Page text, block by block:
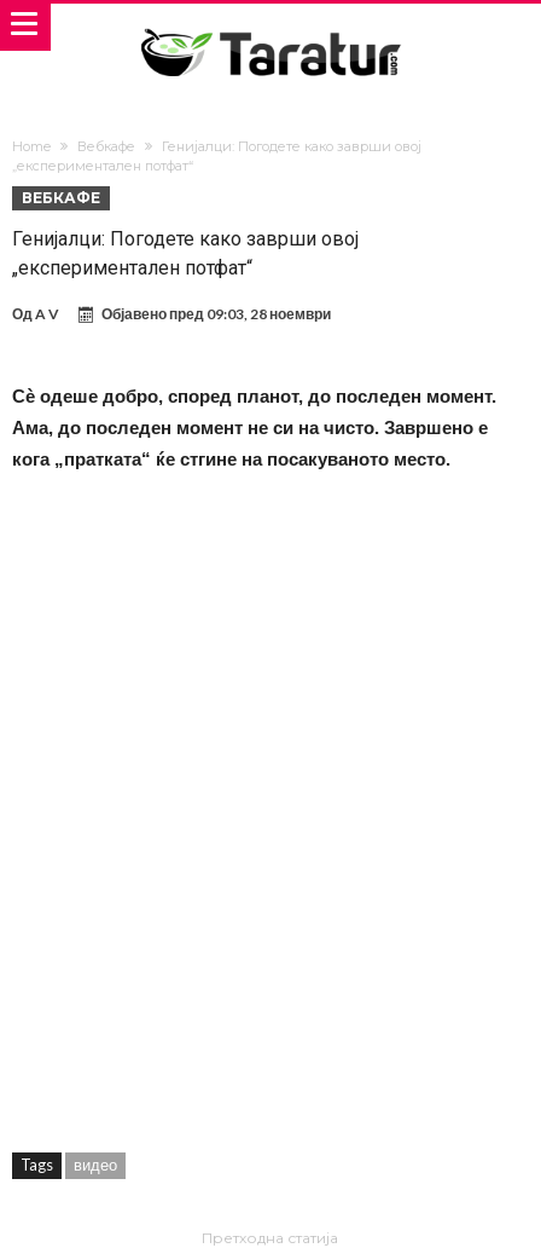
Home Вебкафе
Генијалци: Погодете како заврши овој
„експериментален потфат“
ВЕБКАФЕ
Генијалци: Погодете како заврши овој
„експериментален потфат“
ОдA V Објавено пред 09:03, 28 ноември
Сè одеше добро, според планот, до последен момент.
Ама, до последен момент не си на чисто. Завршено е
кога „пратката“ ќе стгине на посакуваното место.
Tags видео
Претходна статија